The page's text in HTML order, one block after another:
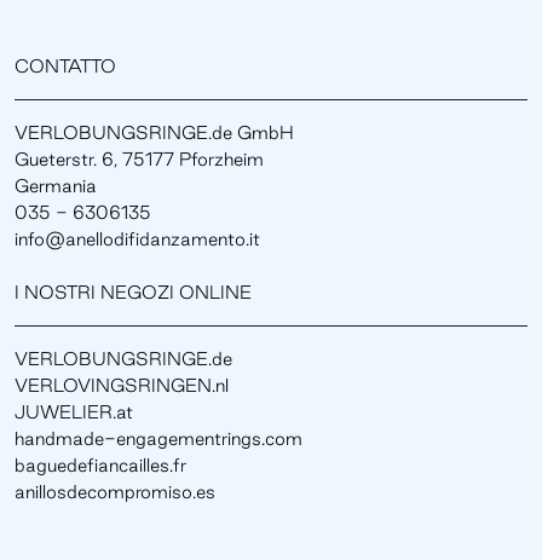
CONTATTO
VERLOBUNGSRINGE.de GmbH
Gueterstr. 6, 75177 Pforzheim
Germania
035 - 6306135
info@anellodifidanzamento.it
I NOSTRI NEGOZI ONLINE
VERLOBUNGSRINGE.de
VERLOVINGSRINGEN.nl
JUWELIER.at
handmade-engagementrings.com
baguedefiancailles.fr
anillosdecompromiso.es